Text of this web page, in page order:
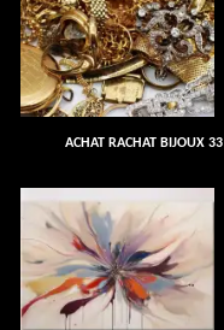
ACHAT RACHAT BIJOUX 33